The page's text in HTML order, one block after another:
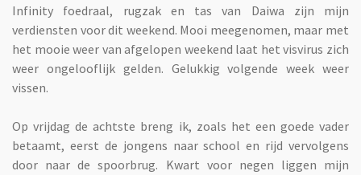
Infinity foedraal, rugzak en tas van Daiwa zijn mijn
verdiensten voor dit weekend. Mooi meegenomen, maar met
het mooie weer van afgelopen weekend laat het visvirus zich
weer ongelooflijk gelden. Gelukkig volgende week weer
vissen.
Op vrijdag de achtste breng ik, zoals het een goede vader
betaamt, eerst de jongens naar school en rijd vervolgens
door naar de spoorbrug. Kwart voor negen liggen mijn